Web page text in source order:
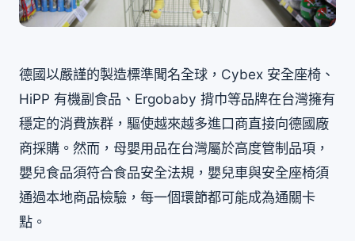
德國以嚴謹的製造標準聞名全球，Cybex 安全座椅、
HiPP 有機副食品、Ergobaby 揹巾等品牌在台灣擁有
穩定的消費族群，驅使越來越多進口商直接向德國廠
商採購。然而，母嬰用品在台灣屬於高度管制品項，
嬰兒食品須符合食品安全法規，嬰兒車與安全座椅須
通過本地商品檢驗，每一個環節都可能成為通關卡
點。